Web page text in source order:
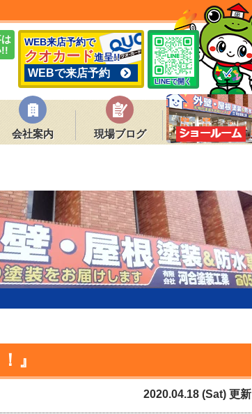
!!
WEB来店予約で
クオカード進呈!!
WEBで来店予約
LINEで開く
会社案内 現場ブログ
』
2020.04.18 (Sat) 更新